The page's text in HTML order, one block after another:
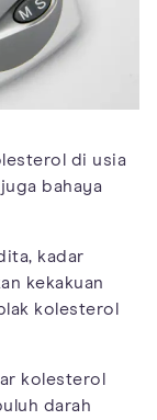
di usia
bahaya
kadar
kekakuan
kolesterol
kolesterol
darah